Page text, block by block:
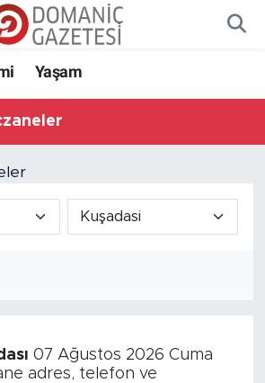
Yaşam
07 Ağustos 2026 Cuma
adres, telefon ve